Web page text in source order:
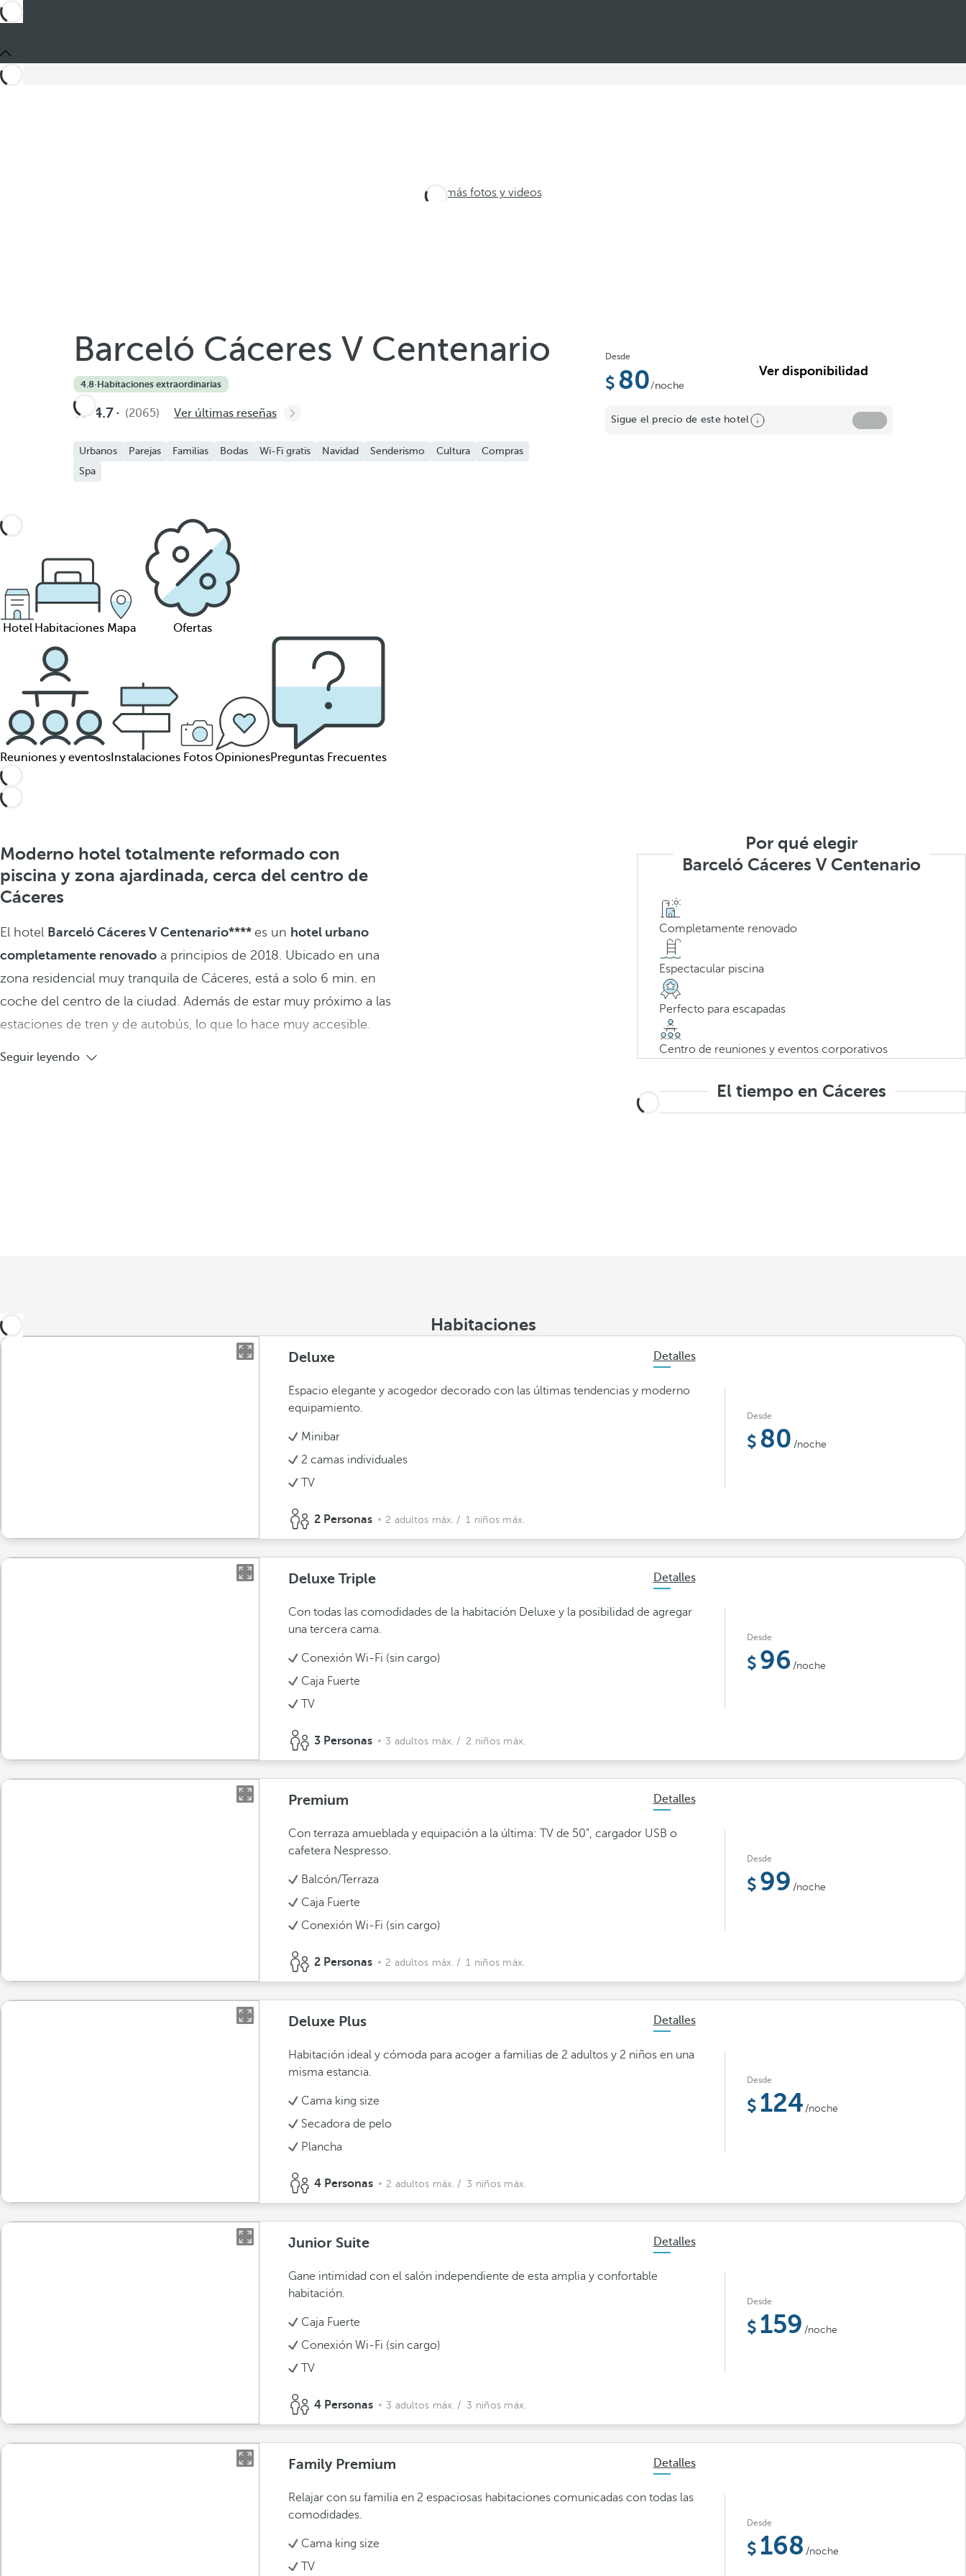
Ver más fotos y videos
Desde
80/noche
Ver disponibilidad
Sigue el precio de este hotel
Barceló Cáceres V Centenario
4.8·Habitaciones extraordinarias
4.7 (2065) Ver últimas reseñas
Urbanos Parejas Familias Bodas Wi-Fi gratis Navidad Senderismo Cultura
Compras
Spa
Hotel Habitaciones Mapa Ofertas
Reuniones y eventos Instalaciones FotosOpinionesPreguntas Frecuentes
Moderno hotel totalmente reformado con
piscina y zona ajardinada, cerca del centro de
Cáceres
El hotel Barceló Cáceres V Centenario**** es un hotel urbano
completamente renovado a principios de 2018. Ubicado en una
zona residencial muy tranquila de Cáceres, está a solo 6 min. en
coche del centro de la ciudad. Además de estar muy próximo a las
estaciones de tren y de autobús, lo que lo hace muy accesible.
Seguir leyendo
Por qué elegir
Barceló Cáceres V Centenario
Completamente renovado
Espectacular piscina
Perfecto para escapadas
Centro de reuniones y eventos corporativos
El tiempo en Cáceres
Habitaciones
Deluxe Detalles
Espacio elegante y acogedor decorado con las últimas tendencias y moderno
equipamiento.
Minibar
2 camas individuales
TV
2 Personas 2 adultos máx. / 1 niños máx.
Desde
80 /noche
Deluxe Triple Detalles
Con todas las comodidades de la habitación Deluxe y la posibilidad de agregar
una tercera cama.
Conexión Wi-Fi (sin cargo)
Caja Fuerte
TV
3 Personas 3 adultos máx. / 2 niños máx.
Desde
96 /noche
Premium Detalles
Con terraza amueblada y equipación a la última: TV de 50”, cargador USB o
cafetera Nespresso.
Balcón/Terraza
Caja Fuerte
Conexión Wi-Fi (sin cargo)
2 Personas 2 adultos máx. / 1 niños máx.
Desde
99 /noche
Deluxe Plus Detalles
Habitación ideal y cómoda para acoger a familias de 2 adultos y 2 niños en una
misma estancia.
Cama king size
Secadora de pelo
Plancha
4 Personas 2 adultos máx. / 3 niños máx.
Desde
124 /noche
Junior Suite Detalles
Gane intimidad con el salón independiente de esta amplia y confortable
habitación.
Caja Fuerte
Conexión Wi-Fi (sin cargo)
TV
4 Personas 3 adultos máx. / 3 niños máx.
Desde
159 /noche
Family Premium Detalles
Relajar con su familia en 2 espaciosas habitaciones comunicadas con todas las
comodidades.
Cama king size
TV
Desde
168 /noche